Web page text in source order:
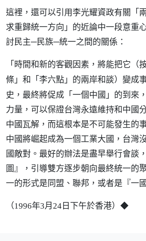
這裡，還可以引用李光耀資政有關「
求重歸統一方向」的近論中一段意重
討民主─民族─統一之間的關係：
「時間和新的客觀因素，將能把它（
條」和「李六點」的兩岸和談）變成
史，最終將促成「一個中國」的到來
力量，可以保證台灣永遠維持和中國
中國瓦解，而這根本是不可能發生的
中國將崛起成為一個工業大國，台灣
國敵對。最好的辦法是盡早舉行會談
圖』，引導雙方逐步朝向最終統一的
一的形式是同盟、聯邦，或者是『一
（1996年3月24日下午於香港）◆